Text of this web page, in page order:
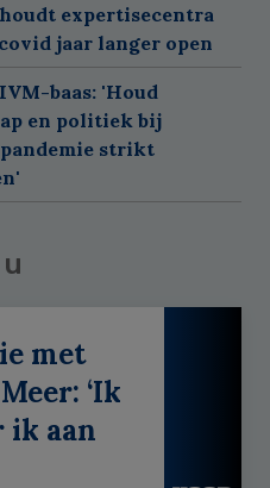
expertisecentra
jaar langer open
baas: 'Houd
en politiek bij
strikt
met
‘Ik
ik aan